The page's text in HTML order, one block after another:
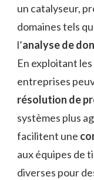
un catalyseur,
domaines tels
l’analyse de
En exploitant
entreprises
résolution de
systèmes plus
facilitent une
aux équipes de
diverses pour